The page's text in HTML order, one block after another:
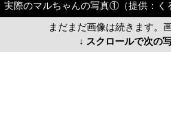
実際のマルちゃんの写真①（提供：く
まだまだ画像は続きます。
↓ スクロールで次の